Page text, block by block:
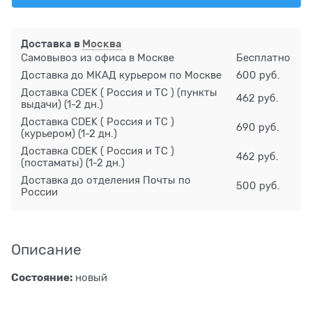
Доставка в Москва
Самовывоз из офиса в Москве
Бесплатно
Доставка до МКАД курьером по Москве
600 руб.
Доставка CDEK ( Россия и ТС ) (пункты
выдачи) (1-2 дн.)
462 руб.
Доставка CDEK ( Россия и ТС )
(курьером) (1-2 дн.)
690 руб.
Доставка CDEK ( Россия и ТС )
(постаматы) (1-2 дн.)
462 руб.
Доставка до отделения Почты по
России
500 руб.
Описание
Состояние: новый